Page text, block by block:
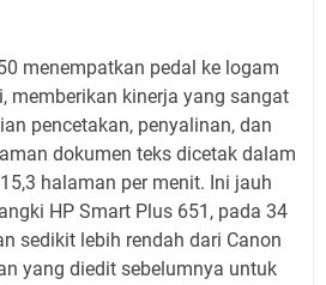
menempatkan pedal ke logam
memberikan kinerja yang sangat
pencetakan, penyalinan, dan
dokumen teks dicetak dalam
halaman per menit. Ini jauh
HP Smart Plus 651, pada 34
sedikit lebih rendah dari Canon
yang diedit sebelumnya untuk